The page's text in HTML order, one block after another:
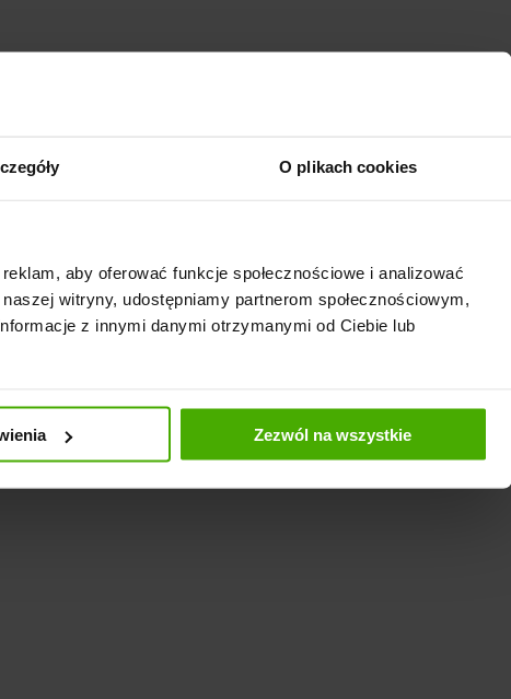
O plikach cookies
aby oferować funkcje społecznościowe i analizować
witryny, udostępniamy partnerom społecznościowym,
z innymi danymi otrzymanymi od Ciebie lub
Zezwól na wszystkie